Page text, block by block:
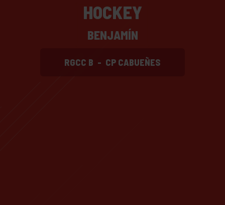
HOCKEY
BENJAMÍN
RGCC B - CP CABUEÑES